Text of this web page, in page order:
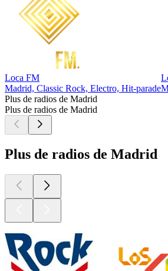
Loca FM
Madrid, Classic Rock, Electro, Hit-parade
Plus de radios de Madrid
Plus de radios de Madrid
Plus de radios de Madrid